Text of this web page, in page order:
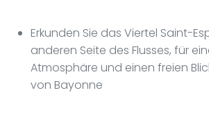
Erkunden Sie das Viertel Saint-
anderen Seite des Flusses, für
Atmosphäre und einen freien
von Bayonne